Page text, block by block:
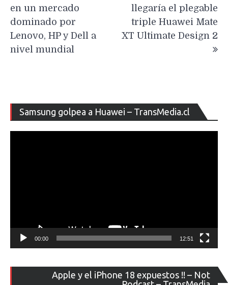
en un mercado
dominado por
Lenovo, HP y Dell a
nivel mundial
llegaría el plegable
triple Huawei Mate
XT Ultimate Design 2
Samsung golpea a Huawei – TransMedia.cl
de
00:00 12:51
Apple y el iPhone 18 expuestos !! – Not
de